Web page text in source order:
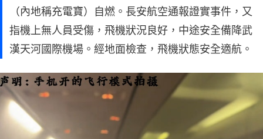
（內地稱充電寶）自燃。長安航空通報證實事件，又
指機上無人員受傷，飛機狀況良好，中途安全備降武
漢天河國際機場。經地面檢查，飛機狀態安全適航。